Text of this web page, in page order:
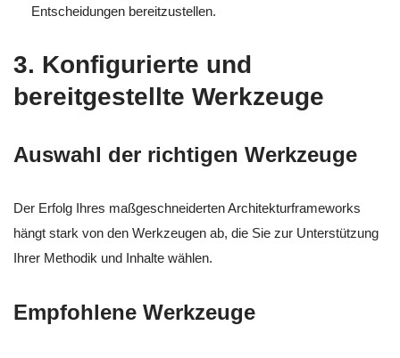
Entscheidungen bereitzustellen.
3. Konfigurierte und
bereitgestellte Werkzeuge
Auswahl der richtigen Werkzeuge
Der Erfolg Ihres maßgeschneiderten Architekturframeworks
hängt stark von den Werkzeugen ab, die Sie zur Unterstützung
Ihrer Methodik und Inhalte wählen.
Empfohlene Werkzeuge